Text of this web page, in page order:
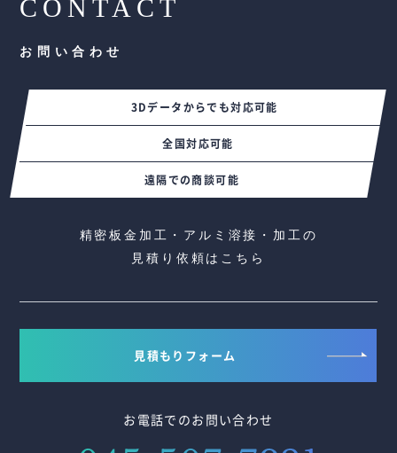
CONTACT
お問い合わせ
3Dデータからでも対応可能
全国対応可能
遠隔での商談可能
精密板金加工・アルミ溶接・加工の
見積り依頼はこちら
見積もりフォーム
お電話でのお問い合わせ